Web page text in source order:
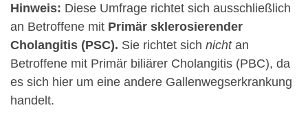
Hinweis: Diese Umfrage richtet sich ausschließlich
an Betroffene mit Primär sklerosierender
Cholangitis (PSC). Sie richtet sich nichtan
Betroffene mit Primär biliärer Cholangitis (PBC), da
es sich hier um eine andere Gallenwegserkrankung
handelt.